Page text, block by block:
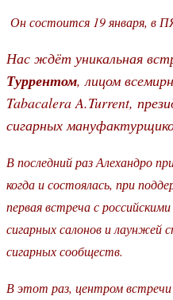
Он состоится 19 января,
Нас ждёт уникальная
Туррентом, лицом
Tabacalera A.Turrent,
сигарных
В последний раз Алехандро
когда и состоялась, при
первая встреча с
сигарных салонов и лаунжей
сигарных сообществ.
В этот раз, центром встречи